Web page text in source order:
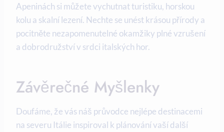
Apeninách si můžete vychutnat turistiku, horskou
kolu a skalní lezení. Nechte se unést krásou přírody a
pocitněte nezapomenutelné okamžiky plné vzrušení
a dobrodružství v srdci italských hor.
Závěrečné Myšlenky
Doufáme, že vás náš průvodce nejlépe destinacemi
na severu Itálie inspiroval k plánování vaší další